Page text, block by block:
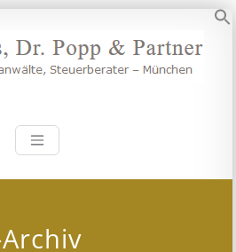
Kanzlei Hans,